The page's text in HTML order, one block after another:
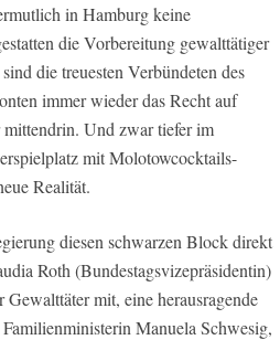
in Hamburg keine
die Vorbereitung gewalttätiger
die treuesten Verbündeten des
immer wieder das Recht auf
Und zwar tiefer im
mit Molotowcocktails-
Realität.
diesen schwarzen Block direkt
Roth (Bundestagsvizepräsidentin)
mit, eine herausragende
Manuela Schwesig,